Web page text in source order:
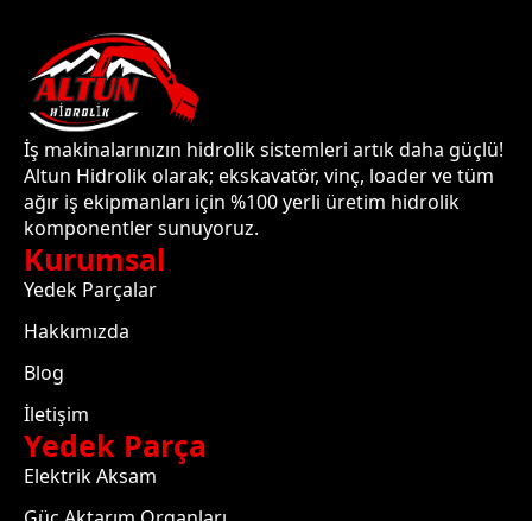
İş makinalarınızın hidrolik sistemleri artık daha güçlü!
Altun Hidrolik olarak; ekskavatör, vinç, loader ve tüm
ağır iş ekipmanları için %100 yerli üretim hidrolik
komponentler sunuyoruz.
Kurumsal
Yedek Parçalar
Hakkımızda
Blog
İletişim
Yedek Parça
Elektrik Aksam